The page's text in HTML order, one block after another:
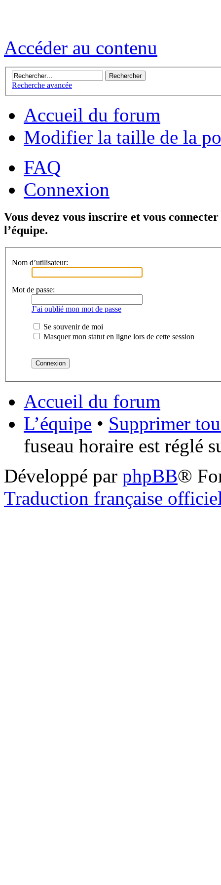
Accéder au contenu
Recherche avancée
Accueil du forum
Modifier la taille de la
FAQ
Connexion
Vous devez vous inscrire et vous
l’équipe.
Nom d’utilisateur:
Mot de passe:
J’ai oublié mon mot de passe
Se souvenir de moi
Masquer mon statut en ligne lors de cette session
Accueil du forum
L’équipe • Supprimer
fuseau horaire est réglé
Développé par phpBB®
Traduction française